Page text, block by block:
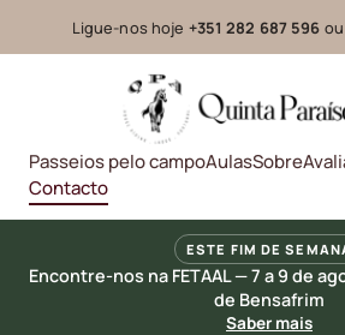
Ligue-nos hoje +351 282 687 596 ou
Passeios pelo campoAulasSobre
Contacto
ESTE FIM DE
Encontre-nos na FETAAL — 7 a 9 de
de Bensafrim
Saber mais